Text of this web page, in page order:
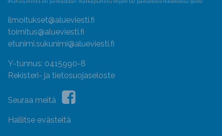
(Puheluhinta on pelkästään matkapuhelu (mpm) tai paikallisverkkomaksu (pvm)
ilmoitukset@alueviesti.fi
toimitus@alueviesti.fi
etunimi.sukunimi@alueviesti.fi
Y-tunnus: 0415990-8
Rekisteri- ja tietosuojaseloste
Seuraa meitä
Hallitse evästeitä